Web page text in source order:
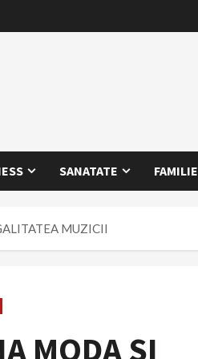
SANATATE FAMILIE
MUZICII
MODA SI